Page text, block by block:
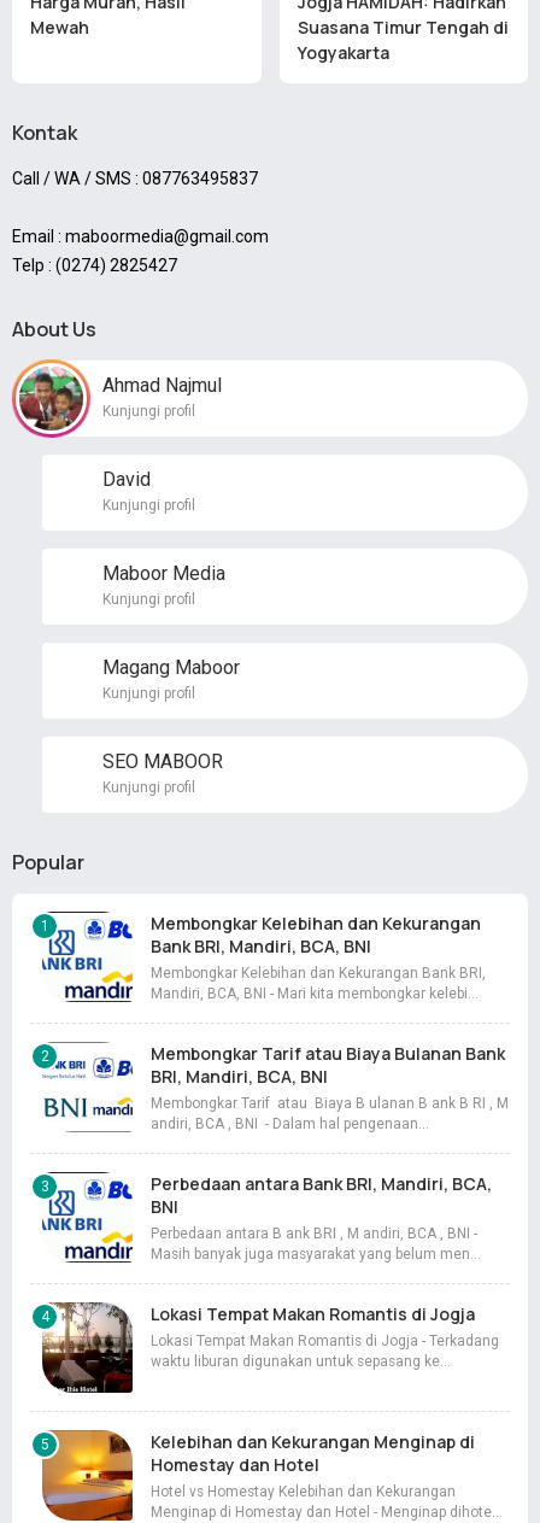
Mewah
Suasana Timur Tengah di
Yogyakarta
Kontak
Call / WA / SMS : 087763495837
Email : maboormedia@gmail.com
Telp : (0274) 2825427
About Us
Ahmad Najmul
Kunjungi profil
David
Kunjungi profil
Maboor Media
Kunjungi profil
Magang Maboor
Kunjungi profil
SEO MABOOR
Kunjungi profil
Popular
Membongkar Kelebihan dan Kekurangan
Bank BRI, Mandiri, BCA, BNI
Membongkar Kelebihan dan Kekurangan Bank BRI,
Mandiri, BCA, BNI - Mari kita membongkar kelebi…
Membongkar Tarif atau Biaya Bulanan Bank
BRI, Mandiri, BCA, BNI
Membongkar Tarif atau Biaya B ulanan B ank B RI , M
andiri, BCA , BNI - Dalam hal pengenaan…
Perbedaan antara Bank BRI, Mandiri, BCA,
BNI
Perbedaan antara B ank BRI , M andiri, BCA , BNI -
Masih banyak juga masyarakat yang belum men…
Lokasi Tempat Makan Romantis di Jogja
Lokasi Tempat Makan Romantis di Jogja - Terkadang
waktu liburan digunakan untuk sepasang ke…
Kelebihan dan Kekurangan Menginap di
Homestay dan Hotel
Hotel vs Homestay Kelebihan dan Kekurangan
Menginap di Homestay dan Hotel - Menginap dihote…